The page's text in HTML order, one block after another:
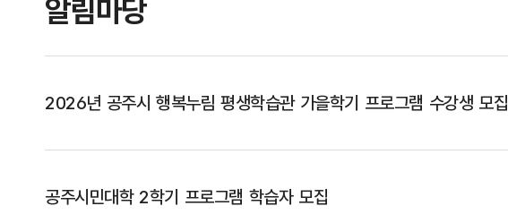
알림마당
2026년 공주시 행복누림 평생학습관 가을학기 프로그램 수강생 모집
공주시민대학 2학기 프로그램 학습자 모집